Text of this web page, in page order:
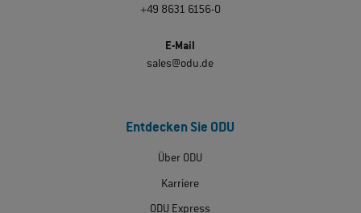
+49 8631 6156-0
E-Mail
sales@odu.de
Entdecken Sie ODU
Über ODU
Karriere
ODU Express